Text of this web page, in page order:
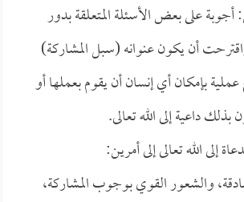
على بعض الأسئلة المتعلقة بدور
أن يكون عنوانه (سبل المشاركة)
بإمكان أي إنسان أن يقوم بعملها أو
داعية إلى الله تعالى.
إلى الله تعالى إلى أمرين:
والشعور القوي بوجوب المشاركة،